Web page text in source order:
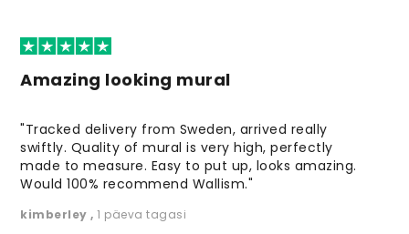
Amazing looking mural
"Tracked delivery from Sweden, arrived really
swiftly. Quality of mural is very high, perfectly
made to measure. Easy to put up, looks amazing.
Would 100% recommend Wallism."
kimberley, 1 päeva tagasi